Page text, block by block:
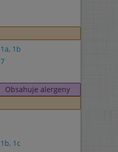
1a, 1b
7
Obsahuje alergeny
1b, 1c